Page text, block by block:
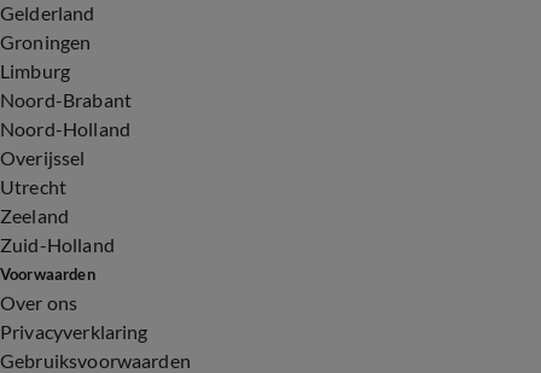
Gelderland
Groningen
Limburg
Noord-Brabant
Noord-Holland
Overijssel
Utrecht
Zeeland
Zuid-Holland
Voorwaarden
Over ons
Privacyverklaring
Gebruiksvoorwaarden